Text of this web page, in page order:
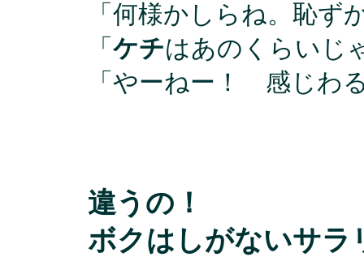
「何様かしらね。恥ず
「 ケチはあのくらいじ
「やーねー！ 感じわ
違うの！
ボクはしがないサラ